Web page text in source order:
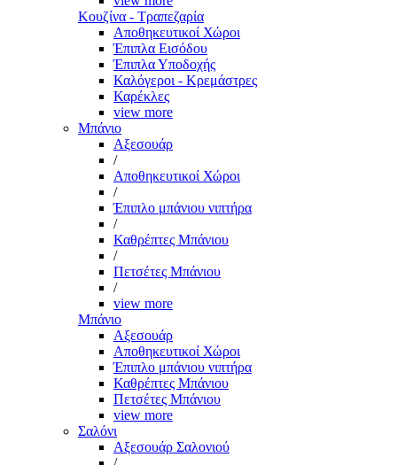
Κουζίνα - Τραπεζαρία
Αποθηκευτικοί Χώροι
Έπιπλα Εισόδου
Έπιπλα Υποδοχής
Καλόγεροι - Κρεμάστρες
Καρέκλες
view more
Μπάνιο
Αξεσουάρ
/
Αποθηκευτικοί Χώροι
/
Έπιπλο μπάνιου νιπτήρα
/
Καθρέπτες Μπάνιου
/
Πετσέτες Μπάνιου
/
view more
Μπάνιο
Αξεσουάρ
Αποθηκευτικοί Χώροι
Έπιπλο μπάνιου νιπτήρα
Καθρέπτες Μπάνιου
Πετσέτες Μπάνιου
view more
Σαλόνι
Αξεσουάρ Σαλονιού